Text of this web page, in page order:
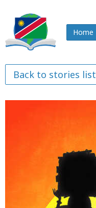
Home
Back to stories list